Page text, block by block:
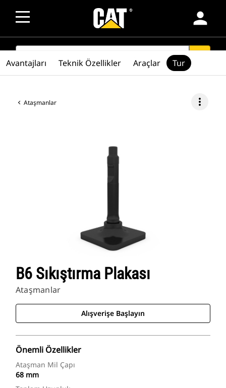
person
SEARCH
Ataşmanlar more_vert
B6 Sıkıştırma Plakası
Ataşmanlar
Alışverişe Başlayın
Önemli Özellikler
Ataşman Mil Çapı
68 mm
Avantajları Teknik Özellikler Araçlar Tur